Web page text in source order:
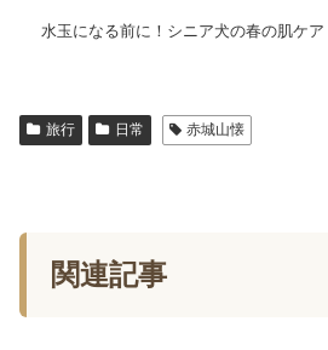
水玉になる前に！シニア犬の春の肌ケア
旅行 日常 赤城山懐
関連記事